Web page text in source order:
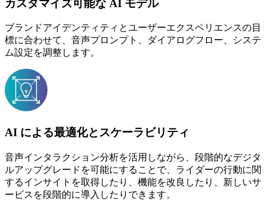
カスタマイズ可能な AI モデル
ブランドアイデンティティとユーザーエクスペリエンスの目
標に合わせて、音声プロンプト、ダイアログフロー、システ
ム設定を調整します。
AI による最適化とスケーラビリティ
音声インタラクション分析を活用しながら、段階的なデジタ
ルアップグレードを可能にすることで、ライダーの行動に関
するインサイトを取得したり、機能を改良したり、新しいサ
ービスを段階的に導入したりできます。